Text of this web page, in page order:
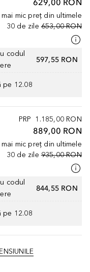
mai mic preț din ultimele
30 de zile 653,00 RON
codul
597,55 RON
pe 12.08
PRP 1.185,00 RON
889,00 RON
mai mic preț din ultimele
30 de zile 935,00 RON
codul
844,55 RON
pe 12.08